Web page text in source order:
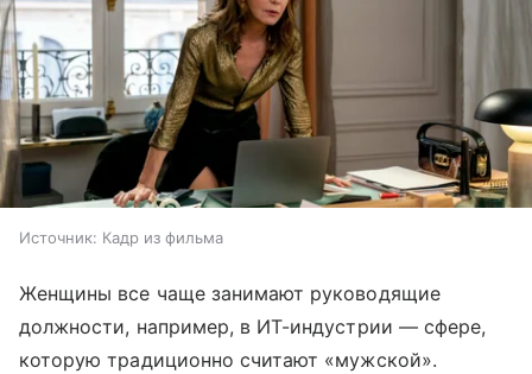
Источник: Кадр из фильма
Женщины все чаще занимают руководящие
должности, например, в ИТ-индустрии — сфере,
которую традиционно считают «мужской».